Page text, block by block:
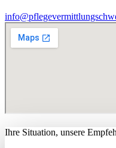
Ihre Situation, unsere